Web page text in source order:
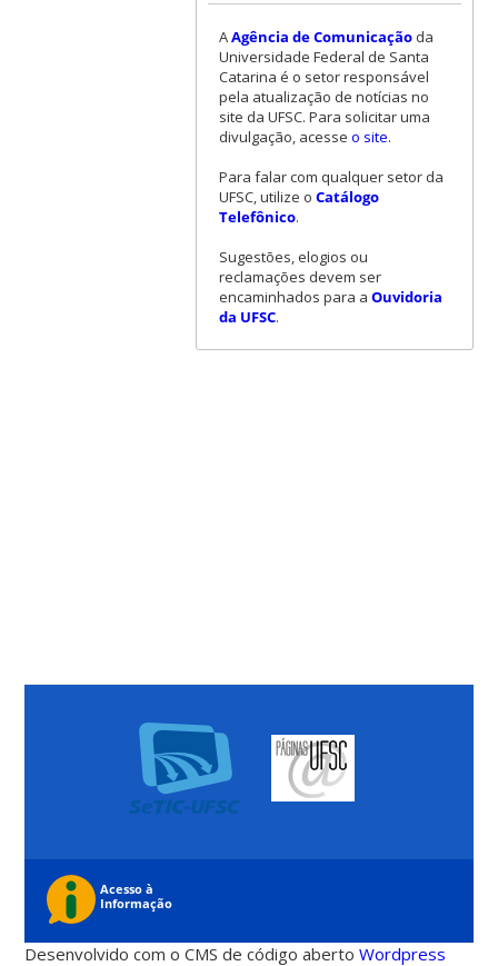
AAgência de Comunicaçãoda
Universidade Federal de Santa
Catarina é o setor responsável
pela atualização de notícias no
site da UFSC. Para solicitar uma
divulgação, acesse o site.
Para falar com qualquer setor da
UFSC, utilize o Catálogo
Telefônico.
Sugestões, elogios ou
reclamações devem ser
encaminhados para a Ouvidoria
da UFSC.
Desenvolvido com o CMS de código abertoWordpress